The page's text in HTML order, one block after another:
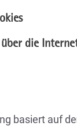
die
basiert auf